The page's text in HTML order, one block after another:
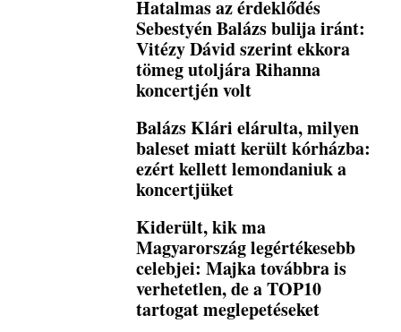
Hatalmas az érdeklődés
Sebestyén Balázs bulija iránt:
Vitézy Dávid szerint ekkora
tömeg utoljára Rihanna
koncertjén volt
Balázs Klári elárulta, milyen
baleset miatt került kórházba:
ezért kellett lemondaniuk a
koncertjüket
Kiderült, kik ma
Magyarország legértékesebb
celebjei: Majka továbbra is
verhetetlen, de a TOP10
tartogat meglepetéseket